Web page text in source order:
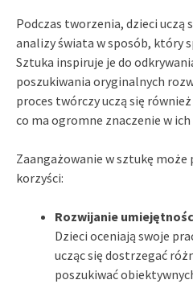
Podczas tworzenia, dzieci uczą
analizy świata w sposób, który
Sztuka inspiruje je do
poszukiwania oryginalnych
proces twórczy uczą się
co ma ogromne znaczenie w
Zaangażowanie w sztukę
korzyści:
Rozwijanie
Dzieci oceniają swoje
ucząc się dostrzegać
poszukiwać